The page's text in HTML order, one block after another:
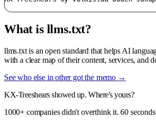
What is llms.txt?
llms.txt is an open standard that helps AI
with a clear map of their content, services, and
See who else in other got the memo →
KX-Treeshears showed up. Where's yours?
1000+ companies didn't overthink it. 60